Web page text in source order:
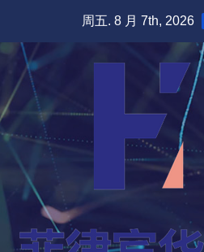
周五. 8 月 7th, 2026